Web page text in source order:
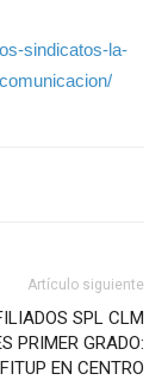
sindicatos-la-
Artículo siguiente
SPL CLM
PRIMER GRADO:
EN CENTRO